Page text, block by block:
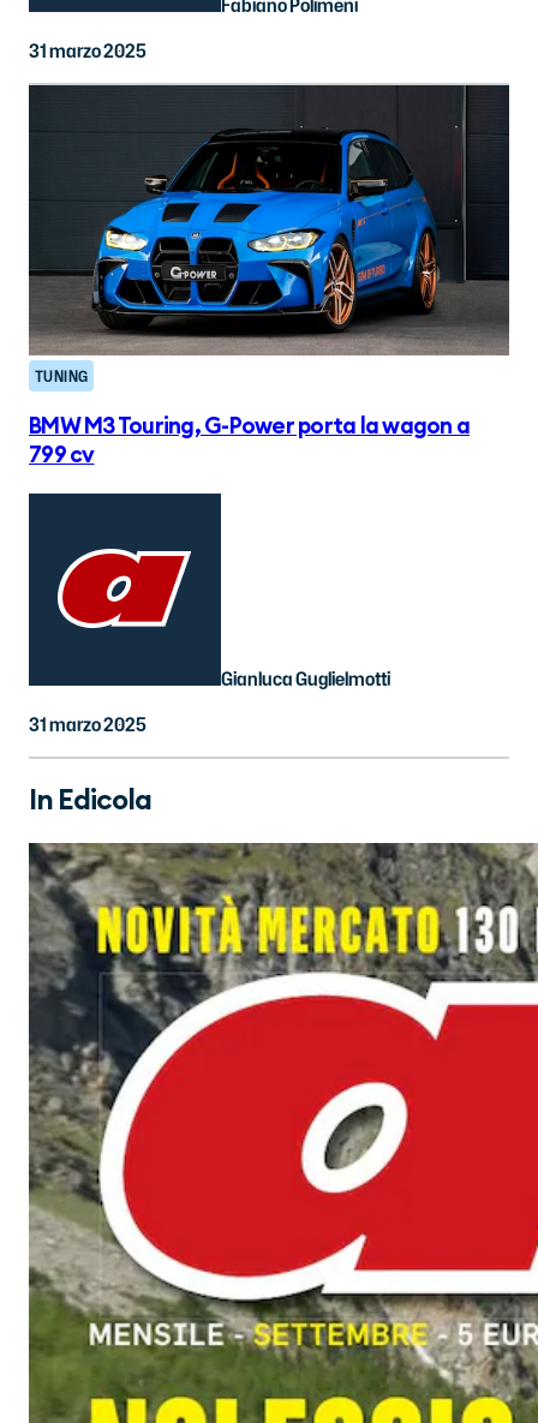
31 marzo 2025
TUNING
BMW M3 Touring, G-Power porta la wagon a
799 cv
Gianluca Guglielmotti
31 marzo 2025
In Edicola